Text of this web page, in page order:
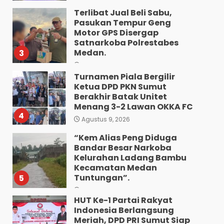
3
Terlibat Jual Beli Sabu,
Pasukan Tempur Geng
Motor GPS Disergap
Satnarkoba Polrestabes
Medan.
4
Turnamen Piala Bergilir
Ketua DPD PKN Sumut
Berakhir Batak Unitet
Menang 3-2 Lawan OKKA FC
Agustus 9, 2026
5
“Kem Alias Peng Diduga
Bandar Besar Narkoba
Kelurahan Ladang Bambu
Kecamatan Medan
Tuntungan”.
HUT Ke-1 Partai Rakyat
Indonesia Berlangsung
Meriah, DPD PRI Sumut Siap